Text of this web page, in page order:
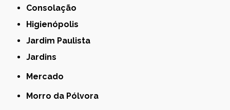
Consolação
Higienópolis
Jardim Paulista
Jardins
Mercado
Morro da Pólvora